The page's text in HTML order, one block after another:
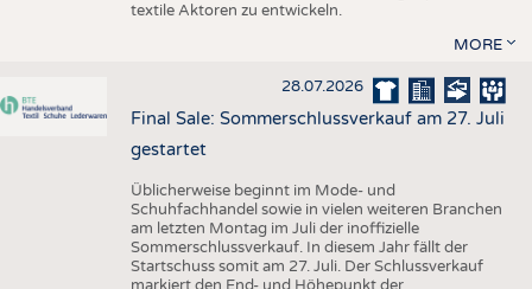
textile Aktoren zu entwickeln.
MORE
28.07.2026
Final Sale: Sommerschlussverkauf am 27. Juli
gestartet
Üblicherweise beginnt im Mode- und
Schuhfachhandel sowie in vielen weiteren Branchen
am letzten Montag im Juli der inoffizielle
Sommerschlussverkauf. In diesem Jahr fällt der
Startschuss somit am 27. Juli. Der Schlussverkauf